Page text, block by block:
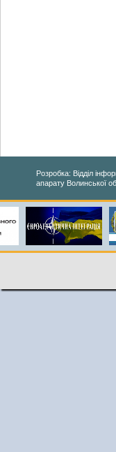
Розробка: Відділ
апарату Волинської